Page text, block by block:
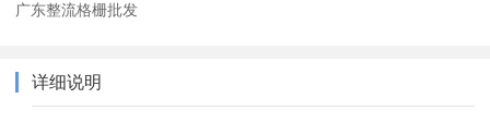
广东整流格栅批发
详细说明